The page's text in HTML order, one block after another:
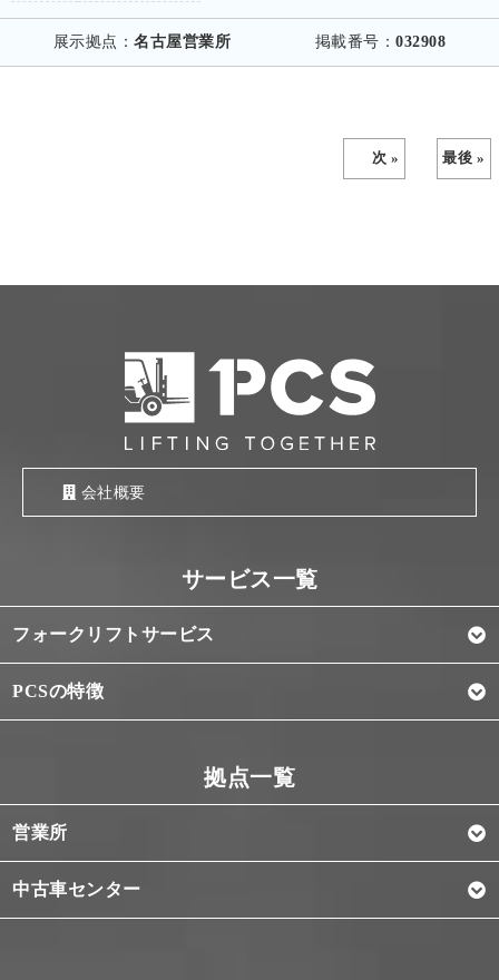
展示拠点：名古屋営業所 掲載番号：032908
次 » 最後 »
会社概要
フォークリフトサービス
PCSの特徴
営業所
中古車センター